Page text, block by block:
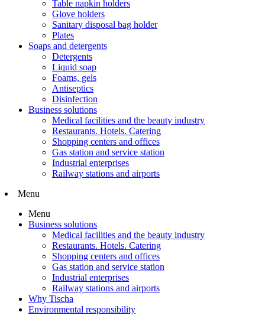
Table napkin holders
Glove holders
Sanitary disposal bag holder
Plates
Soaps and detergents
Detergents
Liquid soap
Foams, gels
Antiseptics
Disinfection
Business solutions
Medical facilities and the beauty industry
Restaurants. Hotels. Catering
Shopping centers and offices
Gas station and service station
Industrial enterprises
Railway stations and airports
Menu
Menu
Business solutions
Medical facilities and the beauty industry
Restaurants. Hotels. Catering
Shopping centers and offices
Gas station and service station
Industrial enterprises
Railway stations and airports
Why Tischa
Environmental responsibility